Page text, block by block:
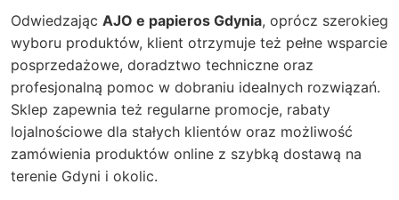
Odwiedzając AJO e papieros Gdynia, oprócz szerokieg
wyboru produktów, klient otrzymuje też pełne wsparcie
posprzedażowe, doradztwo techniczne oraz
profesjonalną pomoc w dobraniu idealnych rozwiązań.
Sklep zapewnia też regularne promocje, rabaty
lojalnościowe dla stałych klientów oraz możliwość
zamówienia produktów online z szybką dostawą na
terenie Gdyni i okolic.